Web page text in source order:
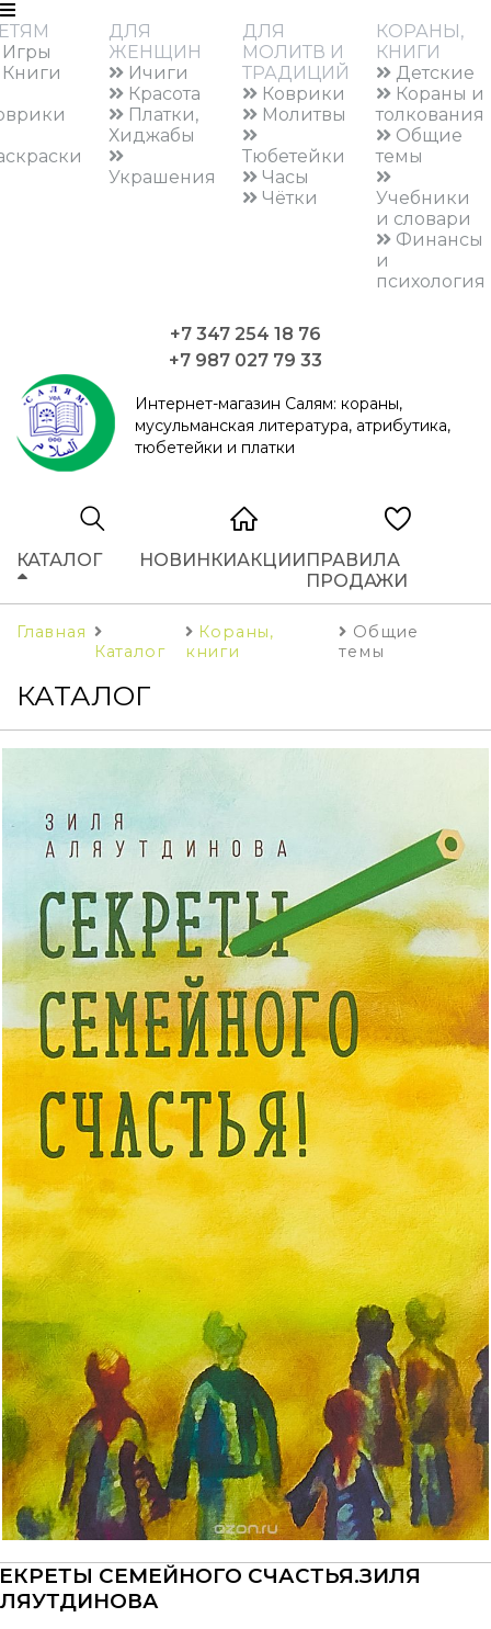
ДЛЯ
ЖЕНЩИН
Ичиги
Красота
Платки,
Хиджабы
Украшения
ДЛЯ
МОЛИТВ И
ТРАДИЦИЙ
Коврики
Молитвы
Тюбетейки
Часы
Чётки
КОРАНЫ,
КНИГИ
Детские
Кораны и
толкования
Общие
темы
Учебники
и словари
Финансы
и
психология
+7 347 254 18 76
+7 987 027 79 33
Интернет-магазин Салям: кораны,
мусульманская литература, атрибутика,
тюбетейки и платки
КАТАЛОГ НОВИНКИАКЦИИПРАВИЛА
ПРОДАЖИ
Главная
Каталог
Кораны,
книги
Общие
темы
КАТАЛОГ
СЕМЕЙНОГО СЧАСТЬЯ.ЗИЛЯ